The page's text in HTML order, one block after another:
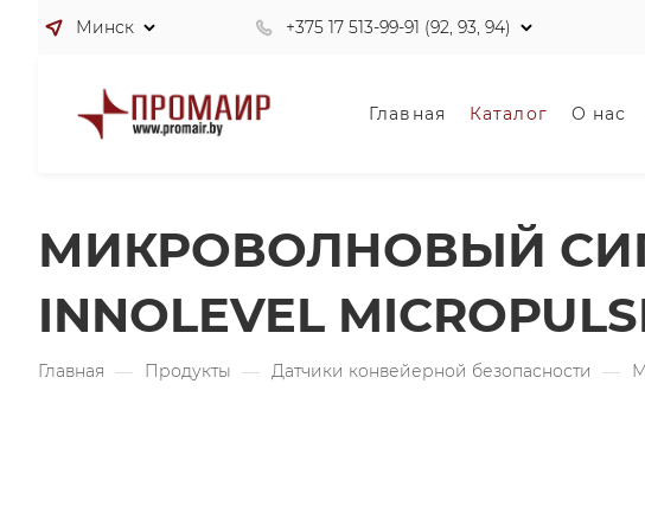
Минск +375 17 513-99-91 (92, 93, 94)
Главная Каталог О нас
МИКРОВОЛНОВЫЙ
INNOLEVEL
Главная — Продукты — Датчики конвейерной безопасности —